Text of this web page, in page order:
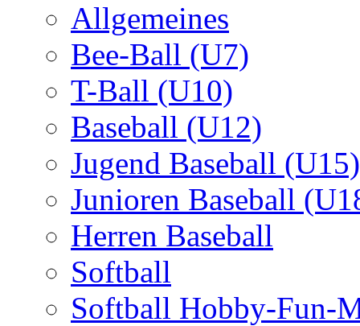
Allgemeines
Bee-Ball (U7)
T-Ball (U10)
Baseball (U12)
Jugend Baseball (U15)
Junioren Baseball
Herren Baseball
Softball
Softball Hobby-Fun-